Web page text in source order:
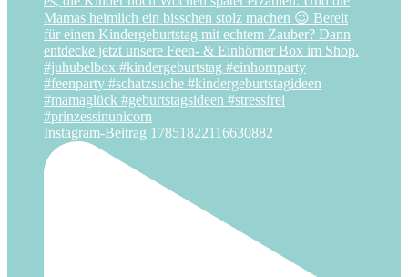
Instagram-Beitrag 17851822116630882